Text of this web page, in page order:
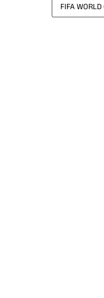
FIFA